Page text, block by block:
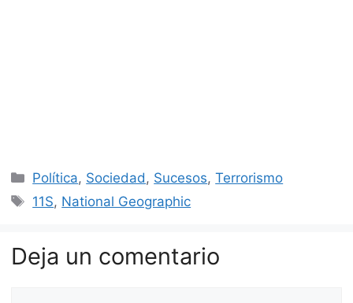
Categorías
Política, Sociedad , Sucesos,Terrorismo
Etiquetas
11S, National Geographic
Deja un comentario